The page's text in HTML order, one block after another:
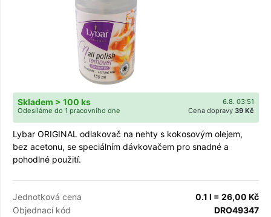
6.8. 03:51
Skladem > 100 ks
Cena dopravy 39 Kč
Odesíláme do 1 pracovního dne
Lybar ORIGINAL odlakovač na nehty s kokosovým olejem,
bez acetonu, se speciálním dávkovačem pro snadné a
pohodlné použití.
Jednotková cena
0.1 l = 26,00 Kč
Objednací kód
DRO49347